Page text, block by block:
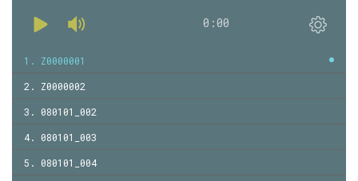
0:00
1. Z0000001
2. Z0000002
3. 080101_002
4. 080101_003
5. 080101_004